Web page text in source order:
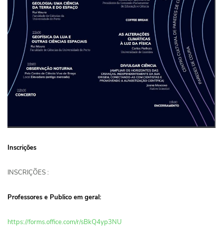
Inscrições
INSCRIÇÕES :
Professores e Publico em geral:
https://forms.office.com/r/sBkQ4yp3NU